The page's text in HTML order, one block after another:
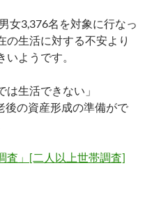
女3,376名を対象に行なっ
の生活に対する不安より
ようです。
生活できない」
後の資産形成の準備がで
査」[二人以上世帯調査]